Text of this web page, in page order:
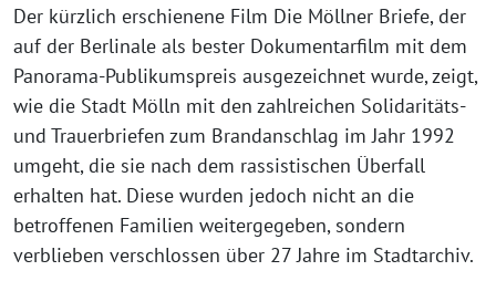
Der kürzlich erschienene Film Die Möllner Briefe, der
auf der Berlinale als bester Dokumentarfilm mit dem
Panorama-Publikumspreis ausgezeichnet wurde, zeigt,
wie die Stadt Mölln mit den zahlreichen Solidaritäts-
und Trauerbriefen zum Brandanschlag im Jahr 1992
umgeht, die sie nach dem rassistischen Überfall
erhalten hat. Diese wurden jedoch nicht an die
betroffenen Familien weitergegeben, sondern
verblieben verschlossen über 27 Jahre im Stadtarchiv.